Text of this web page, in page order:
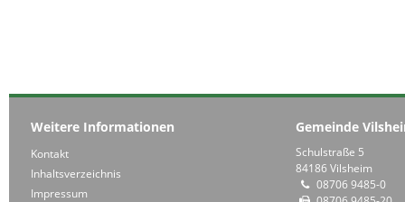
Weitere Informationen
Kontakt
Inhaltsverzeichnis
Impressum
Gemeinde
Schulstraße 5
84186 Vilsheim
08706 9485-0